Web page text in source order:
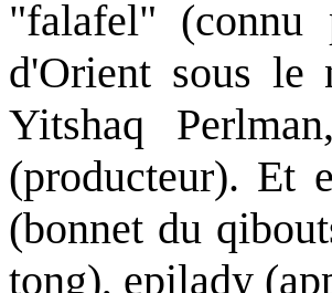
"falafel" (connu
d'Orient sous le
Yitshaq
(producteur). Et
(bonnet du
tong), epilady